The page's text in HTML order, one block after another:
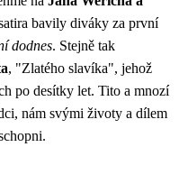
bavily diváky za první
dodnes. Stejně tak
, "Zlatého slavíka", jehož
po desítky let. Tito a mnozí
nám svými životy a dílem